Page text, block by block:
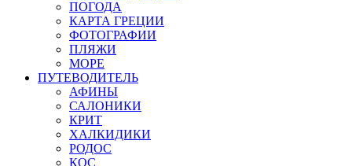
ПОГОДА
КАРТА ГРЕЦИИ
ФОТОГРАФИИ
ПЛЯЖИ
МОРЕ
ПУТЕВОДИТЕЛЬ
АФИНЫ
САЛОНИКИ
КРИТ
ХАЛКИДИКИ
РОДОС
КОС